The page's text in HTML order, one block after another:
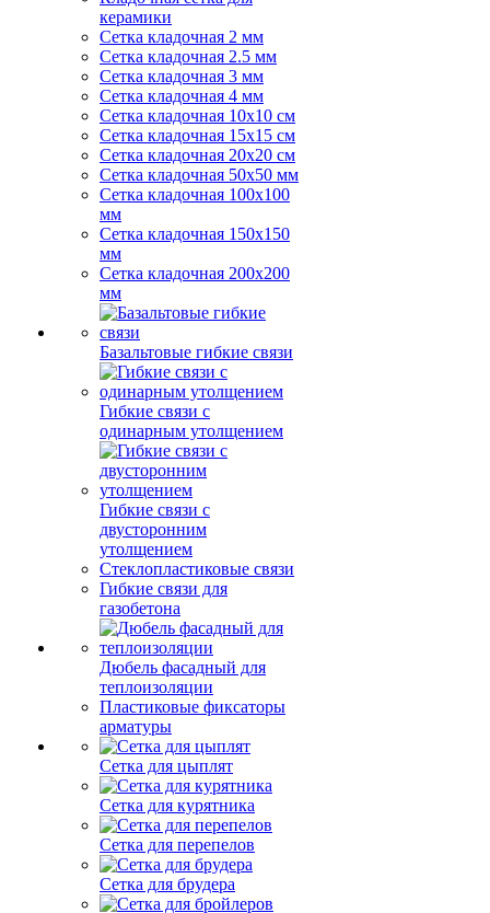
керамики
Сетка кладочная 2 мм
Сетка кладочная 2.5 мм
Сетка кладочная 3 мм
Сетка кладочная 4 мм
Сетка кладочная 10x10 см
Сетка кладочная 15x15 см
Сетка кладочная 20x20 см
Сетка кладочная 50x50 мм
Сетка кладочная 100x100
мм
Сетка кладочная 150x150
мм
Сетка кладочная 200x200
мм
Базальтовые гибкие связи
Гибкие связи с
одинарным утолщением
Гибкие связи с
двусторонним
утолщением
Стеклопластиковые связи
Гибкие связи для
газобетона
Дюбель фасадный для
теплоизоляции
Пластиковые фиксаторы
арматуры
Сетка для цыплят
Сетка для курятника
Сетка для перепелов
Сетка для брудера